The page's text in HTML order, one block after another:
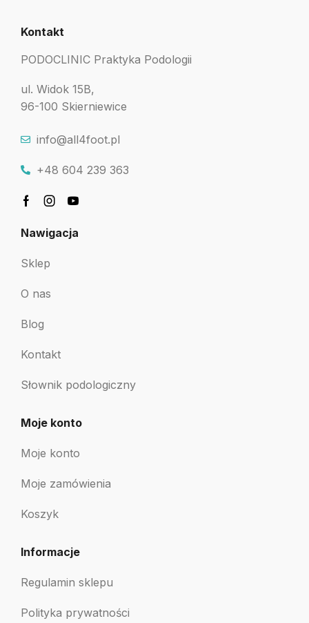
Kontakt
PODOCLINIC Praktyka Podologii
ul. Widok 15B,
96-100 Skierniewice
info@all4foot.pl
+48 604 239 363
Nawigacja
Sklep
O nas
Blog
Kontakt
Słownik podologiczny
Moje konto
Moje konto
Moje zamówienia
Koszyk
Informacje
Regulamin sklepu
Polityka prywatności